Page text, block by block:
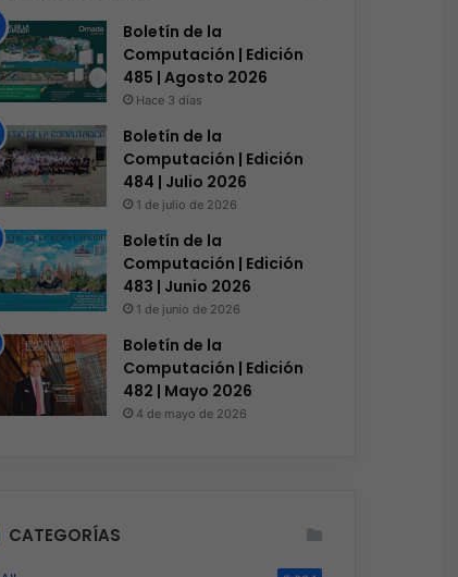
Boletín de la
Computación | Edición
485 | Agosto 2026
Hace 3 días
Boletín de la
Computación | Edición
484 | Julio 2026
1 de julio de 2026
Boletín de la
Computación | Edición
483 | Junio 2026
1 de junio de 2026
Boletín de la
Computación | Edición
482 | Mayo 2026
4 de mayo de 2026
CATEGORÍAS